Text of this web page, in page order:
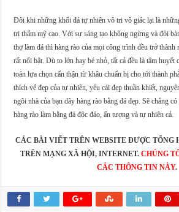
Đôi khi những khối đá tự nhiên vô tri vô giác lại là
trị thẩm mỹ cao. Với sự sáng tạo không ngừng và đôi
thợ làm đá thì hàng rào của mọi công trình đều trở thành
rất nổi bật. Dù to lớn hay bé nhỏ, tất cả đều là tâm huyết
toán lựa chọn cẩn thận từ khâu chuẩn bị cho tới thành
thích vẻ đẹp của tự nhiên, yêu cái đẹp thuần khiết,
ngôi nhà của bạn dãy hàng rào bằng đá đẹp. Sẽ chẳng
hàng rào làm bằng đá độc đáo, ấn tượng và tự nhiên cả.
CÁC BÀI VIẾT TRÊN WEBSITE ĐƯỢC TỔNG
TRÊN MẠNG XÃ HỘI, INTERNET. CHÚNG
CÁC THÔNG TIN NÀY.